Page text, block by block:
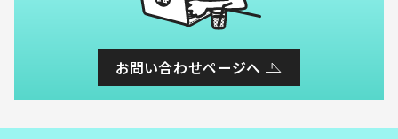
お問い合わせページへ